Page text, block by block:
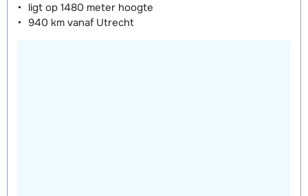
ligt op 1480 meter hoogte
940 km vanaf Utrecht